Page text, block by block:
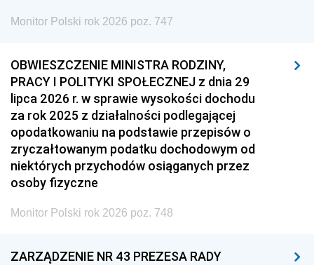
Monitor Polski rok 2026 poz. 747
OBWIESZCZENIE MINISTRA RODZINY,
PRACY I POLITYKI SPOŁECZNEJ z dnia 29
lipca 2026 r. w sprawie wysokości dochodu
za rok 2025 z działalności podlegającej
opodatkowaniu na podstawie przepisów o
zryczałtowanym podatku dochodowym od
niektórych przychodów osiąganych przez
osoby fizyczne
Monitor Polski rok 2026 poz. 748
ZARZĄDZENIE NR 43 PREZESA RADY